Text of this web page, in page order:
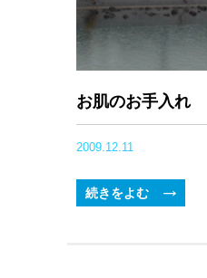
お肌のお手入れ
2009.12.11
続きをよむ